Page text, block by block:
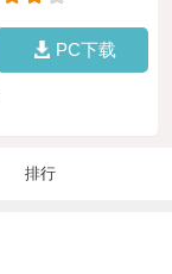
PC下载
排行